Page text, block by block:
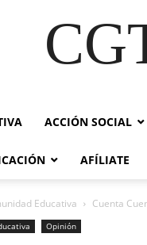
ACCIÓN SOCIAL
AFÍLIATE
Educativa Cuenta
Opinión